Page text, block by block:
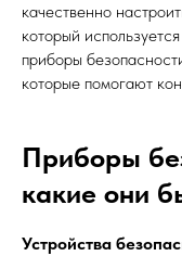
качественно
который
приборы
которые помогают
Приборы
какие они
Устройства